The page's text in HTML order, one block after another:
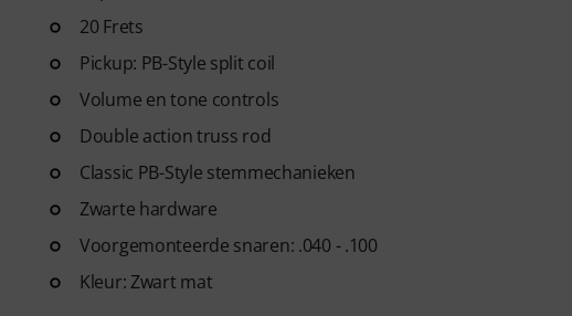
20 Frets
Pickup: PB-Style split coil
Volume en tone controls
Double action truss rod
Classic PB-Style stemmechanieken
Zwarte hardware
Voorgemonteerde snaren: .040 - .100
Kleur: Zwart mat